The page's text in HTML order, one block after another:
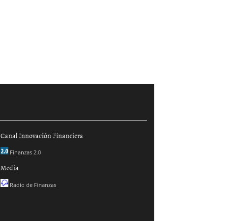
Canal Innovación Financiera
Finanzas 2.0
Media
Radio de Finanzas